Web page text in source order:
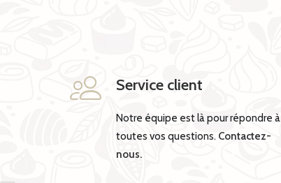
Service client
Notre équipe est là pour répondre à
toutes vos questions. Contactez-
nous.